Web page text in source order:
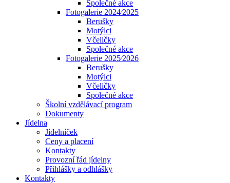
Společné akce
Fotogalerie 2024⁄2025
Berušky
Motýlci
Včeličky
Společné akce
Fotogalerie 2025⁄2026
Berušky
Motýlci
Včeličky
Společné akce
Školní vzdělávací program
Dokumenty
Jídelna
Jídelníček
Ceny a placení
Kontakty
Provozní řád jídelny
Přihlášky a odhlášky
Kontakty